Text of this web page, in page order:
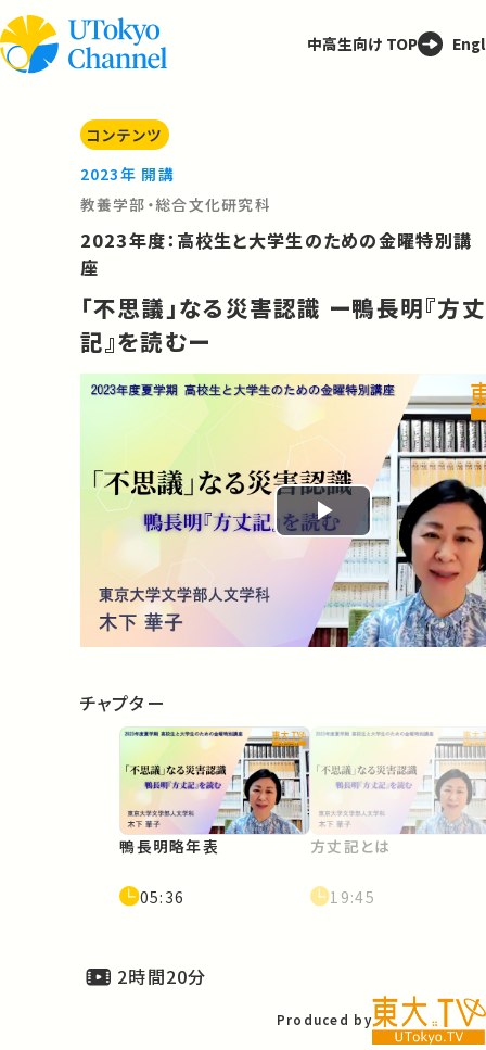
中高生向け TOP
コンテンツ
2023年 開講
教養学部・総合文化研究科
2023年度：高校生と大学生のための金曜特別講
座
「不思議」なる災害認識 ー鴨長明『方丈
記』を読むー
Play
Video
チャプター
鴨長明略年表
05:36
方丈記とは
19:45
2時間20分
Produced by